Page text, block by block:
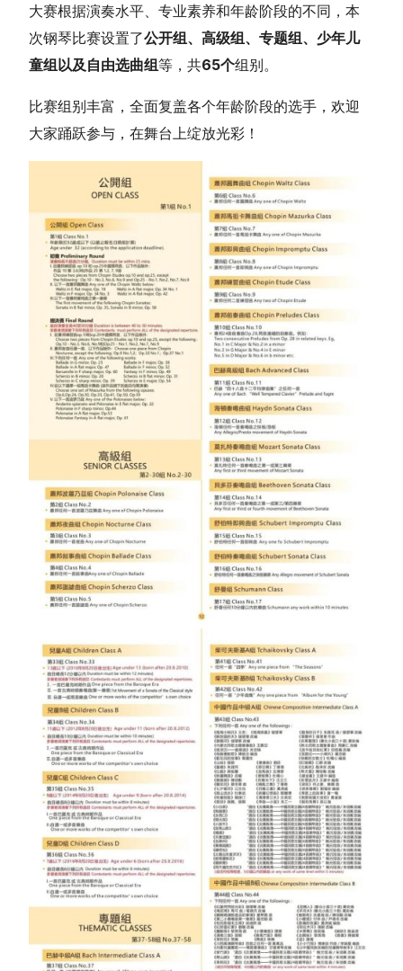
大赛根据演奏水平、专业素养和年龄阶段的不同，本
次钢琴比赛设置了公开组、高级组、专题组、少年儿
童组以及自由选曲组等，共65个组别。
比赛组别丰富，全面复盖各个年龄阶段的选手，欢迎
大家踊跃参与，在舞台上绽放光彩！